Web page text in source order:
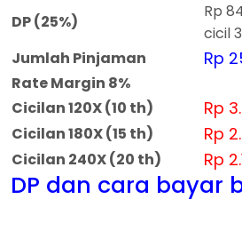
DP (25%)
Rp
cicil
Jumlah Pinjaman Rp
Rate Margin 8%
Cicilan 120X (10 th)
Rp
Cicilan 180X (15 th) Rp
Cicilan 240X (20 th) Rp
DP dan cara bayar